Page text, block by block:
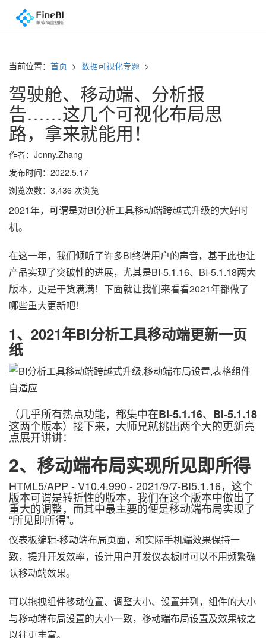
当前位置： 首页 > 数据可视化专题 >
驾驶舱、移动端、分析报
告……这几个可视化布局思
路，拿来就能用！
作者：Jenny.Zhang
发布时间：2022.5.17
浏览次数：3,436 次浏览
2021年，可谓是对BI分析工具移动端跨越式升级的大好时
机。
在这一年，我们倾听了许多BI终端用户的声音，基于此也让
产品实现了突破性的进展，尤其是BI-5.1.16、BI-5.1.18两大
版本，更是干货满满！下面就让我们来看看2021年都做了
哪些重大更新吧！
1、 2021年BI分析工具移动端更新一页
纸
（几乎所有热点功能，都集中在BI-5.1.16、 BI-5.1.18
这两个版本）接下来，大师兄就挑出两个大的更新亮
点展开讲讲：
2、 移动端布局实现所见即所得
HTML5/APP - V10.4.990 - 2021/9/7-BI5.1.16，这个
版本可谓是转折性的版本，我们在这个版本中做出了
重大的调整，而其中最主要的便是移动端布局实现了
“所见即所得”。
仪表板编辑-移动端布局页面，和实际手机端效果保持一
致，提升开发效率，设计用户开发仪表板时可以不用频繁确
认移动端效果。
可以拖拽组件移动位置、调整大小、设置并列，组件的大小
与移动端布局设置的大小一致，移动端布局设置及效果较之
以往更丰富。